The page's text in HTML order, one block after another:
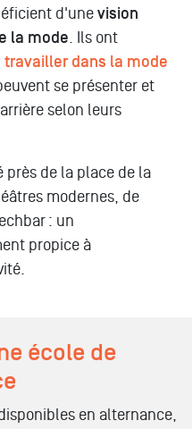
d'une vision
la mode. Ils ont
travailler dans la mode
se présenter et
selon leurs
près de la place de la
modernes, de
: un
propice à
école de
en alternance,